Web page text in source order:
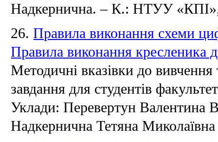
Надкернична.– К.: НТУУ «КПІ»,
26.Правила виконання схеми
Правила виконання кресленика
Методичні вказівки до
завдання для студентів
Уклади: Перевертун Валентина
Надкернична Тетяна Миколаївна